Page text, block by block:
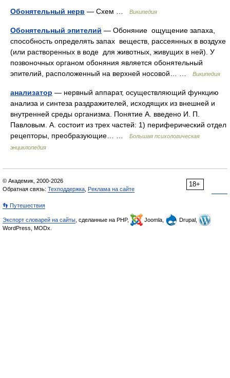
Обонятельный нерв — Схем … Википедия
Обонятельный эпителий — Обоняние ощущение запаха,
способность определять запах веществ, рассеянных в воздухе
(или растворенных в воде для животных, живущих в ней). У
позвоночных органом обоняния является обонятельный
эпителий, расположенный на верхней носовой… …
Википедия
анализатор — нервный аппарат, осуществляющий функцию
анализа и синтеза раздражителей, исходящих из внешней и
внутренней среды организма. Понятие А. введено И. П.
Павловым. А. состоит из трех частей: 1) периферический отдел
рецепторы, преобразующие… …
Большая психологическая
энциклопедия
18+
© Академик, 2000-2026
Обратная связь: Техподдержка Реклама на сайте
👣 Путешествия
Экспорт словарей на сайты , сделанные на PHP, Joomla,
Drupal,
WordPress, MODx.